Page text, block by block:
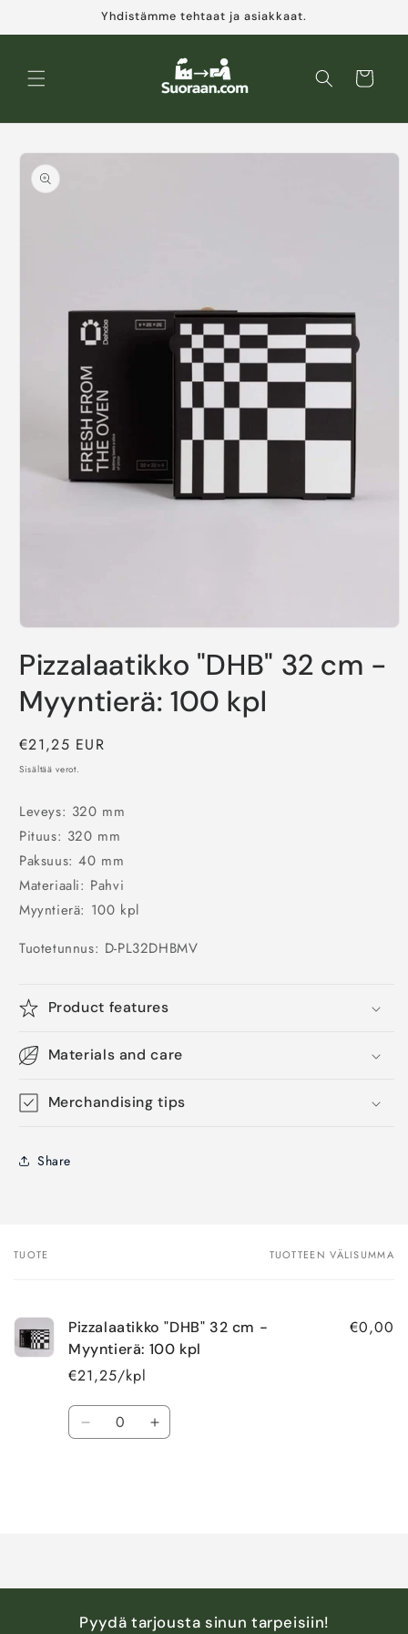
sisältöön
Yhdistämme tehtaat ja asiakkaat.
Ostoskori
Siirry
tuotetietoihin
1
modaalisessa
ikkunassa
Pizzalaatikko "DHB" 32 cm -
Myyntierä: 100 kpl
Normaalihinta
€21,25 EUR
Sisältää verot.
Leveys: 320 mm
Pituus: 320 mm
Paksuus: 40 mm
Materiaali: Pahvi
Myyntierä: 100 kpl
Tuotetunnus: D-PL32DHBMV
Product features
Materials and care
Merchandising tips
Share
Ostoskorisi
TUOTE TUOTTEEN VÄLISUMMA
Pizzalaatikko "DHB" 32 cm -
Myyntierä: 100 kpl
€21,25/kpl
€0,00
Määrä
Vähennä
Lisää
Pyydä tarjousta sinun tarpeisiin!